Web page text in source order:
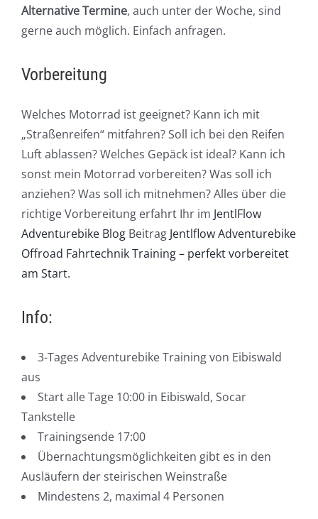
Alternative Termine, auch unter der Woche, sind
gerne auch möglich. Einfach anfragen.
Vorbereitung
Welches Motorrad ist geeignet? Kann ich mit
„Straßenreifen“ mitfahren? Soll ich bei den Reifen
Luft ablassen? Welches Gepäck ist ideal? Kann ich
sonst mein Motorrad vorbereiten? Was soll ich
anziehen? Was soll ich mitnehmen? Alles über die
richtige Vorbereitung erfahrt Ihr im JentlFlow
Adventurebike Blog Beitrag Jentlflow Adventurebike
Offroad Fahrtechnik Training – perfekt vorbereitet
am Start.
Info:
3-Tages Adventurebike Training von Eibiswald
aus
Start alle Tage 10:00 in Eibiswald, Socar
Tankstelle
Trainingsende 17:00
Übernachtungsmöglichkeiten gibt es in den
Ausläufern der steirischen Weinstraße
Mindestens 2, maximal 4 Personen